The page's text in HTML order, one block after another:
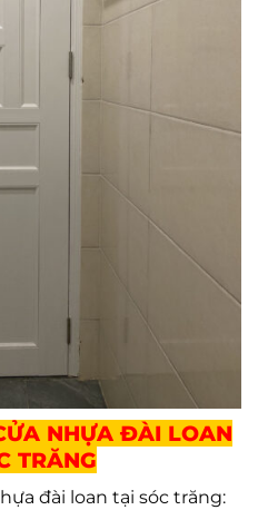
NHỰA ĐÀI LOAN
TRĂNG
đài loan tại sóc trăng: